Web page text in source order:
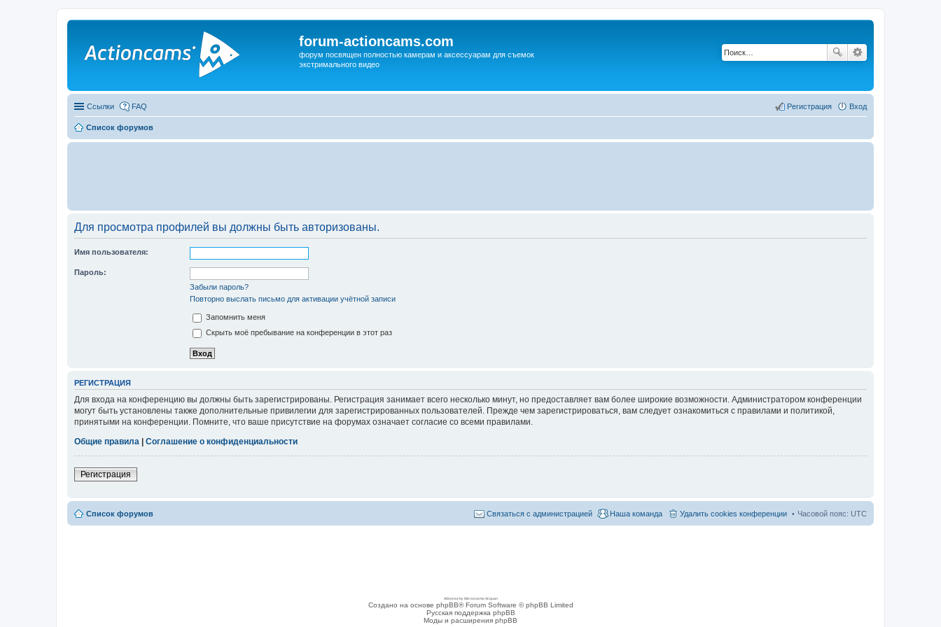
forum-actioncams.com
форум посвящен полностью камерам и аксессуарам для съемок
экстримального видео
Ссылки FAQ Вход
Регистрация
Список форумов
Для просмотра профилей вы должны быть авторизованы.
Имя пользователя:
Пароль:
Забыли пароль?
Повторно выслать письмо для активации учётной записи
Запомнить меня
Скрыть моё пребывание на конференции в этот раз
РЕГИСТРАЦИЯ
Для входа на конференцию вы должны быть зарегистрированы. Регистрация занимает всего несколько минут, но предоставляет вам более широкие возможности. Администратором конференции
могут быть установлены также дополнительные привилегии для зарегистрированных пользователей. Прежде чем зарегистрироваться, вам следует ознакомиться с правилами и политикой,
принятыми на конференции. Помните, что ваше присутствие на форумах означает согласие со всеми правилами.
Общие правила | Соглашение о конфиденциальности
Регистрация
Список форумов Часовой пояс: UTC
Удалить cookies конференции
Наша команда
Связаться с администрацией
Adsense by Microcosmo Acquari
Создано на основе phpBB® Forum Software © phpBB Limited
Русская поддержка phpBB
Моды и расширения phpBB